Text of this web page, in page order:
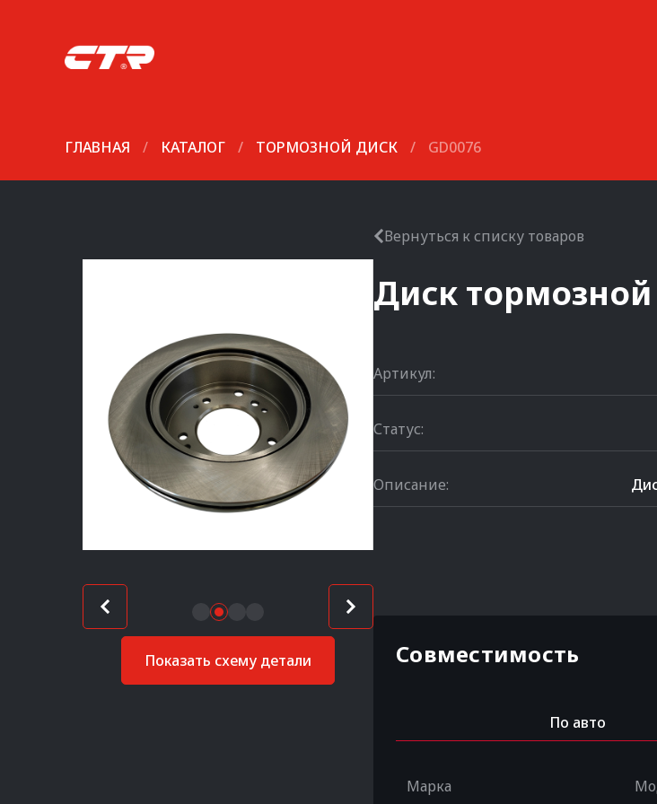
ГЛАВНАЯ / КАТАЛОГ / ТОРМОЗНОЙ ДИСК / GD0076
Показать схему детали
Вернуться к списку товаров
Диск тормозной
Артикул:
Статус:
Описание:
Совместимость
По авто
Марка